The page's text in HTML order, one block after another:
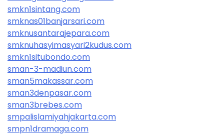
smkn1sintang.com
smknas01banjarsari.com
smknusantarajepara.com
smknuhasyimasyari2kudus.com
smkn1situbondo.com
sman-3-madiun.com
sman5makassar.com
sman3denpasar.com
sman3brebes.com
smpalislamiyahjakarta.com
smpn1dramaga.com